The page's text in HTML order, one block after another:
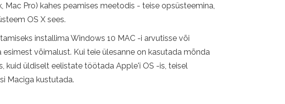
Pro) kahes peamises meetodis - teise opsüsteemina,
OS X sees.
installima Windows 10 MAC -i arvutisse või
võimalust. Kui teie ülesanne on kasutada mõnda
kuid üldiselt eelistate töötada Apple'i OS -is, teisel
Maciga kustutada.